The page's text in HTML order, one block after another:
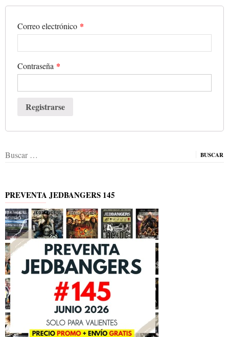
Correo electrónico *
Contraseña *
Registrarse
Buscar:
PREVENTA JEDBANGERS 145